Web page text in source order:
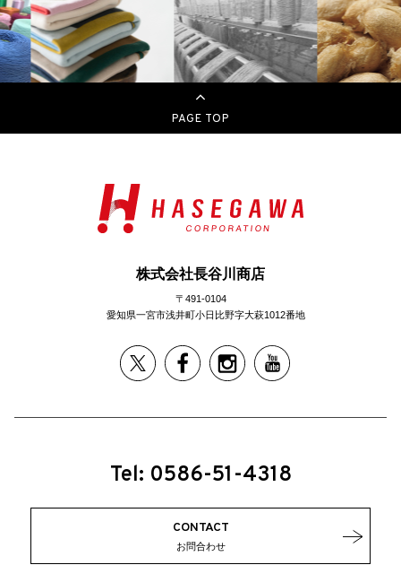
PAGE TOP
株式会社長谷川商店
〒491-0104
愛知県一宮市浅井町小日比野字大萩1012番地
Tel: 0586-51-4318
CONTACT
お問合わせ